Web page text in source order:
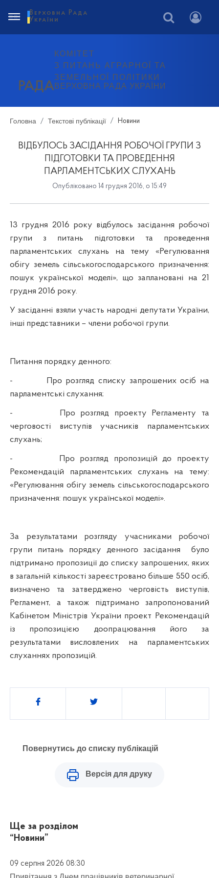
РАДА
КОМІТЕТ
З ПИТАНЬ АГРАРНОЇ ТА
ЗЕМЕЛЬНОЇ ПОЛІТИКИ
ВЕРХОВНА РАДА УКРАЇНИ
Верховна Рада
України
Головна Текстові публікації Новини
ВІДБУЛОСЬ ЗАСІДАННЯ РОБОЧОЇ ГРУПИ З
ПІДГОТОВКИ ТА ПРОВЕДЕННЯ
ПАРЛАМЕНТСЬКИХ СЛУХАНЬ
Опубліковано 14 грудня 2016, о 15:49
13 грудня 2016 року відбулось засідання робочої
групи з питань підготовки та проведення
парламентських слухань на тему «Регулювання
обігу земель сільськогосподарського призначення:
пошук української моделі», що заплановані на 21
грудня 2016 року.
У засіданні взяли участь народні депутати України,
інші представники – члени робочої групи.
Питання порядку денного:
-
Про розгляд списку запрошених осіб на
парламентські слухання;
-
Про розгляд проекту Регламенту та
черговості виступів учасників парламентських
слухань;
-
Про розгляд пропозицій до проекту
Рекомендацій парламентських слухань на тему:
«Регулювання обігу земель сільськогосподарського
призначення: пошук української моделі».
За результатами розгляду учасниками робочої
групи питань порядку денного засідання
було
підтримано пропозиції до списку запрошених, яких
в загальній кількості зареєстровано більше 550 осіб,
визначено та затверджено черговість виступів,
Регламент, а також підтримано запропонований
Кабінетом Міністрів України проект Рекомендацій
із пропозицією доопрацювання його за
результатами висловлених на парламентських
слуханнях пропозицій.
Поділитись
Повернутись до списку публікацій
Версія для друку
Ще за розділом
“Новини”
09 серпня 2026 08:30